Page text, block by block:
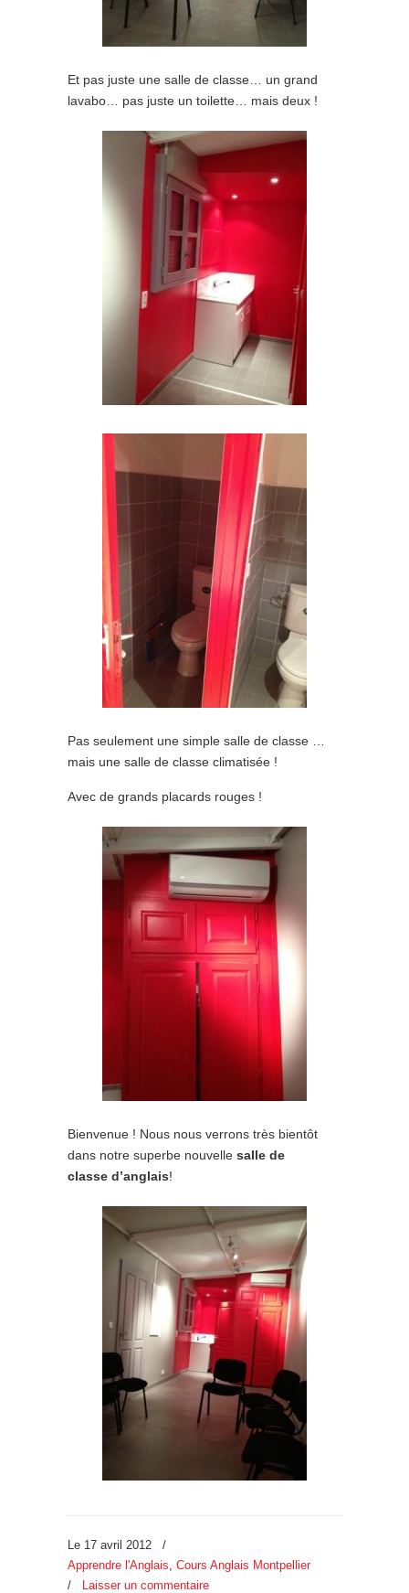
Et pas juste une salle de classe… un grand
lavabo… pas juste un toilette… mais deux !
Pas seulement une simple salle de classe …
mais une salle de classe climatisée !
Avec de grands placards rouges !
Bienvenue ! Nous nous verrons très bientôt
dans notre superbe nouvelle salle de
classe d’anglais!
Le 17 avril 2012
/
Apprendre l'Anglais, Cours Anglais Montpellier
/
Laisser un commentaire